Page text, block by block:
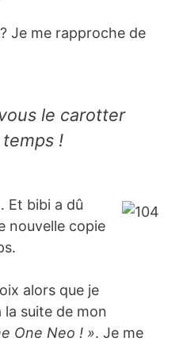
Je me rapproche de
le carotter
!
Et bibi a dû
nouvelle copie
alors que je
la suite de mon
One Neo ! ». Je me